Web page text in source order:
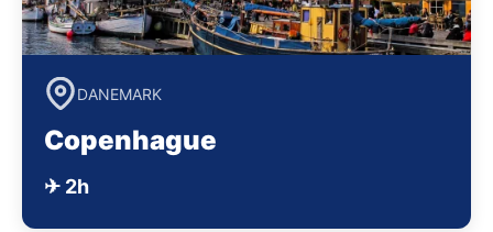
DANEMARK
Copenhague
✈ 2h